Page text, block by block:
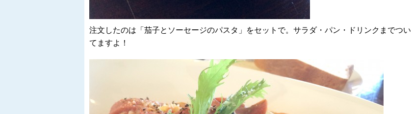
注文したのは「茄子とソーセージのパスタ」をセットで。サラダ・パン・ドリンクまでつい
てますよ！